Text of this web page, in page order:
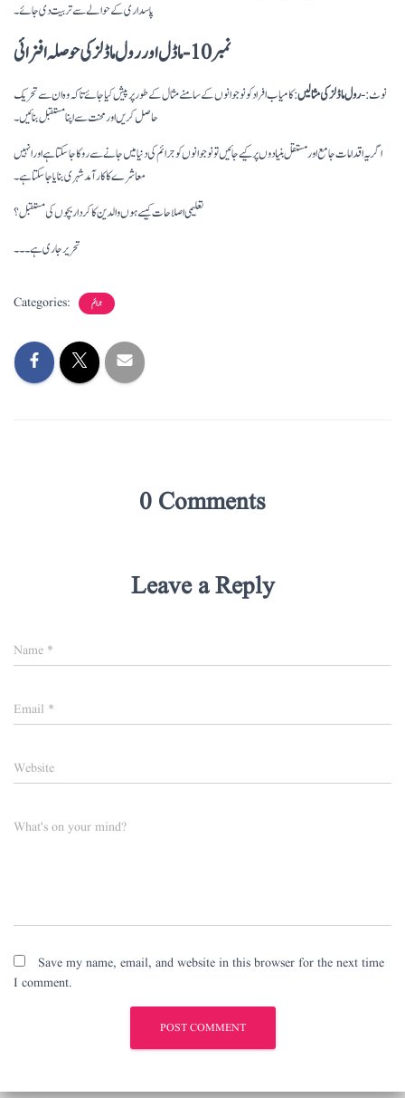
پاسداری کے حوالے سے تربیت دی جائے۔
نمبر 10- ماڈل اور رول ماڈلز کی حوصلہ افزائی
نوٹ:-رول ماڈلز کی مثالیں: کامیاب افراد کو نوجوانوں کے سامنے مثال کے طور پر پیش کیا جائے تاکہ وہ ان سے تحریک
حاصل کریں اور محنت سے اپنا مستقبل بنائیں۔
اگر یہ اقدامات جامع اور مستقل بنیادوں پر کیے جائیں تو نوجوانوں کو جرائم کی دنیا میں جانے سے روکا جا سکتا ہے اور انہیں
معاشرے کا کار آمد شہری بنایا جا سکتا ہے۔
تعلیمی اصلاحات کیسے ہوں والدین کا کردار بچوں کی مستقبل ؟
تحریر جاری ہے۔ ۔ ۔
Categories: جرائم
0 Comments
Leave a Reply
Name *
Email *
Website
What's on your mind?
Save my name, email, and website in this browser for the next time
I comment.